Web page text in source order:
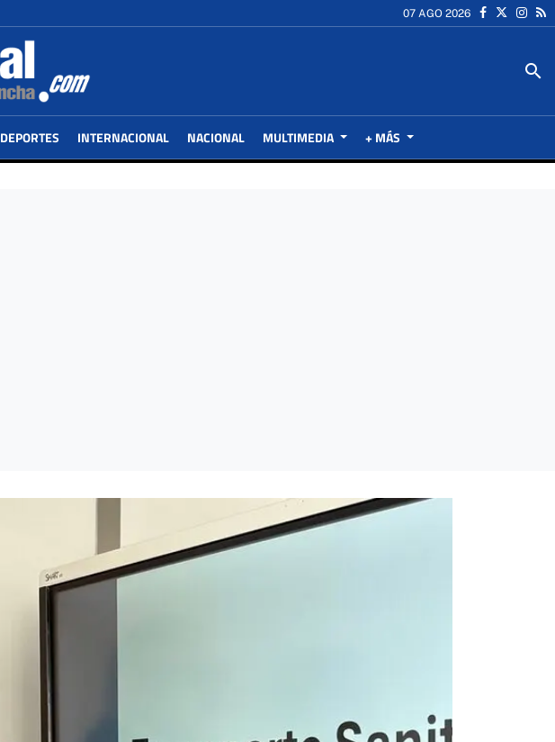
07 AGO 2026
search
DEPORTES INTERNACIONAL NACIONAL MULTIMEDIA + MÁS